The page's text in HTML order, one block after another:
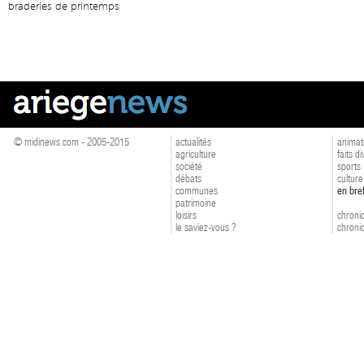
braderies de printemps
© midinews.com - 2005-2015
actualités
agriculture
société
débats
communes
patrimoine
loisirs
le saviez-vous ?
faits
sports
culture
en bref